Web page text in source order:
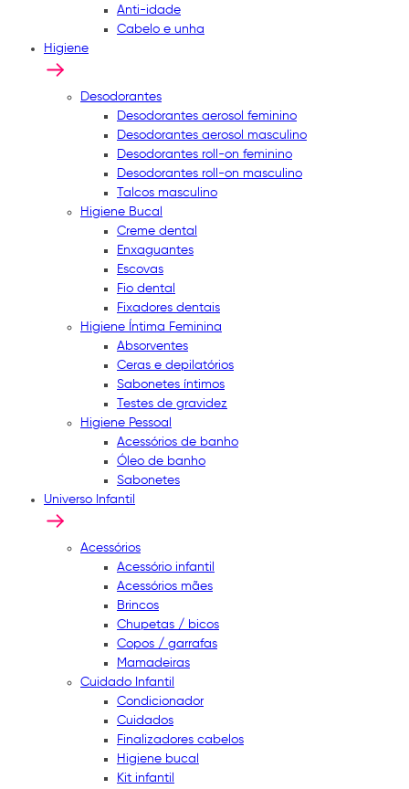
Anti-idade
Cabelo e unha
Higiene
Desodorantes
Desodorantes aerosol feminino
Desodorantes aerosol masculino
Desodorantes roll-on feminino
Desodorantes roll-on masculino
Talcos masculino
Higiene Bucal
Creme dental
Enxaguantes
Escovas
Fio dental
Fixadores dentais
Higiene Íntima Feminina
Absorventes
Ceras e depilatórios
Sabonetes íntimos
Testes de gravidez
Higiene Pessoal
Acessórios de banho
Óleo de banho
Sabonetes
Universo Infantil
Acessórios
Acessório infantil
Acessórios mães
Brincos
Chupetas / bicos
Copos / garrafas
Mamadeiras
Cuidado Infantil
Condicionador
Cuidados
Finalizadores cabelos
Higiene bucal
Kit infantil